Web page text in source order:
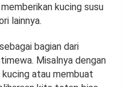
kucing susu
lainnya.
bagian dari
Misalnya dengan
atau membuat